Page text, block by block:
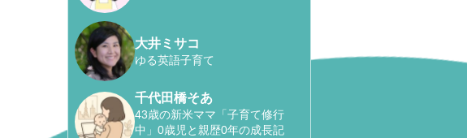
大井ミサコ
ゆる英語子育て
千代田橋そあ
43歳の新米ママ「子育て修行
中」0歳児と親歴0年の成長記